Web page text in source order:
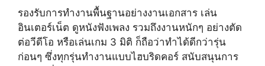
รองรับการทำงานพื้นฐานอย่างงานเอกสาร เล่น
อินเตอร์เน็ต ดูหนังฟังเพลง รวมถึงงานหนักๆ อย่างตัด
ต่อวีดีโอ หรือเล่นเกม 3 มิติ ก็ถือว่าทำได้ดีกว่ารุ่น
ก่อนๆ ซึ่งทุกรุ่นทำงานแบบไฮบริดคอร์ สนับสนุนการ